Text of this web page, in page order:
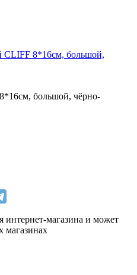
большой, чёрно-
интернет-магазина и может
магазинах